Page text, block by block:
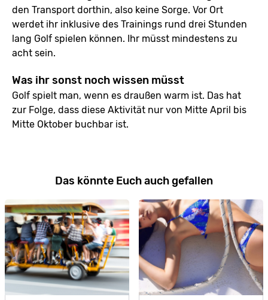
den Transport dorthin, also keine Sorge. Vor Ort
werdet ihr inklusive des Trainings rund drei Stunden
lang Golf spielen können. Ihr müsst mindestens zu
acht sein.
Was ihr sonst noch wissen müsst
Golf spielt man, wenn es draußen warm ist. Das hat
zur Folge, dass diese Aktivität nur von Mitte April bis
Mitte Oktober buchbar ist.
Das könnte Euch auch gefallen